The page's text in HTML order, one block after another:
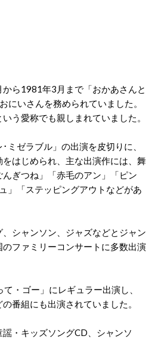
ら1981年3月まで「おかあさんと
にいさんを務められていました。
う愛称でも親しまれていました。
ミゼラブル」の出演を皮切りに、
はじめられ、主な出演作には、舞
ぎつね」「赤毛のアン」「ピン
」「ステッピングアウトなどがあ
シャンソン、ジャズなどとジャン
ファミリーコンサートに多数出演
・ゴー」にレギュラー出演し、
番組にも出演されていました。
・キッズソングCD、シャンソ